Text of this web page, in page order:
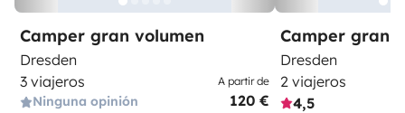
Camper gran volumen
Dresden
3 viajeros
Ninguna opinión
A partir de
120 €
Camper gran
Dresden
2 viajeros
4,5